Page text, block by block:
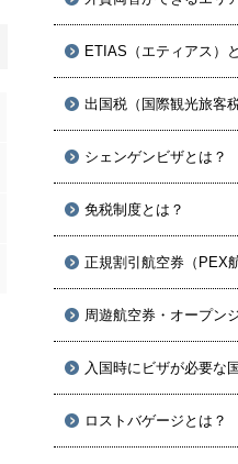
ETIAS（エティアス）
出国税（国際観光旅客
シェンゲンビザとは？
免税制度とは？
正規割引航空券（PEX
周遊航空券・オープン
入国時にビザが必要な
ロストバゲージとは？